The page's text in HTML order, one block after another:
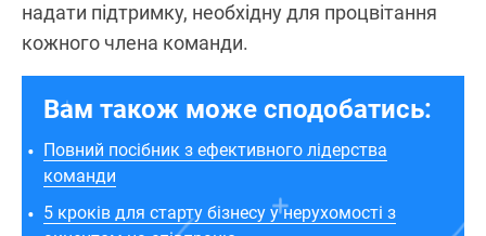
надати підтримку, необхідну для процвітання
кожного члена команди.
Вам також може сподобатись:
Повний посібник з ефективного лідерства
команди
5 кроків для старту бізнесу у нерухомості з